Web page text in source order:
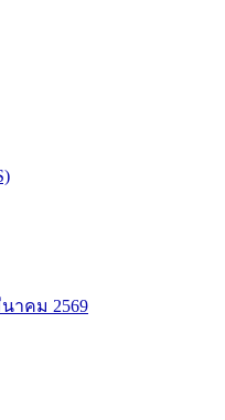
าคม 2569